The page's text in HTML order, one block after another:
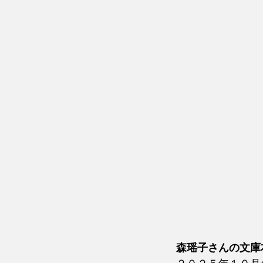
森瑶子さんの文庫